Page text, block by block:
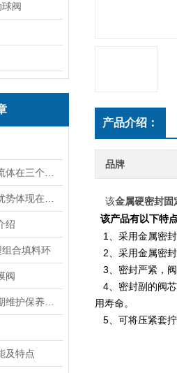
阀
绍
合填料环
阀
及特点
产品介绍：
品牌
该金属硬密封固
该产品有以下特
1、采用金属密
2、采用金属密
3、密封严紧，
4、密封副的阀
用寿命。
5、可将压紧套